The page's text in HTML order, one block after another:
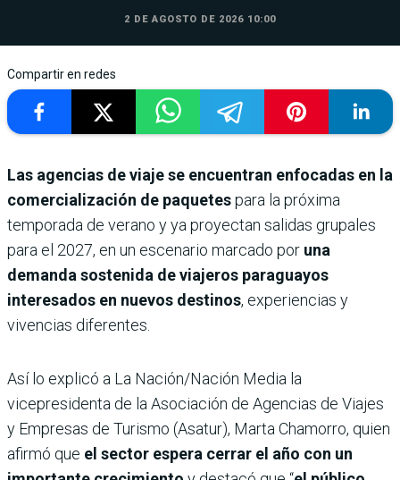
2 DE AGOSTO DE 2026 10:00
Compartir en redes
Las agencias de viaje se encuentran enfocadas en la
comercialización de paquetespara la próxima
temporada de verano y ya proyectan salidas grupales
para el 2027, en un escenario marcado por una
demanda sostenida de viajeros paraguayos
interesados en nuevos destinos, experiencias y
vivencias diferentes.
Así lo explicó a La Nación/Nación Media la
vicepresidenta de la Asociación de Agencias de Viajes
y Empresas de Turismo (Asatur), Marta Chamorro, quien
afirmó que el sector espera cerrar el año con un